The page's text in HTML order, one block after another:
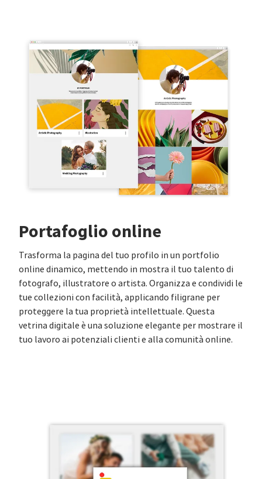
Portafoglio online
Trasforma la pagina del tuo profilo in un portfolio
online dinamico, mettendo in mostra il tuo talento di
fotografo, illustratore o artista. Organizza e condividi le
tue collezioni con facilità, applicando filigrane per
proteggere la tua proprietà intellettuale. Questa
vetrina digitale è una soluzione elegante per mostrare il
tuo lavoro ai potenziali clienti e alla comunità online.